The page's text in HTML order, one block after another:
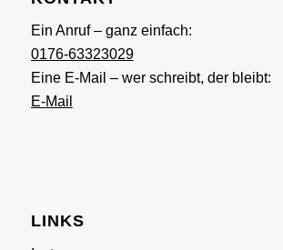
Ein Anruf – ganz einfach:
0176-63323029
Eine E-Mail – wer schreibt, der bleibt:
E-Mail
LINKS